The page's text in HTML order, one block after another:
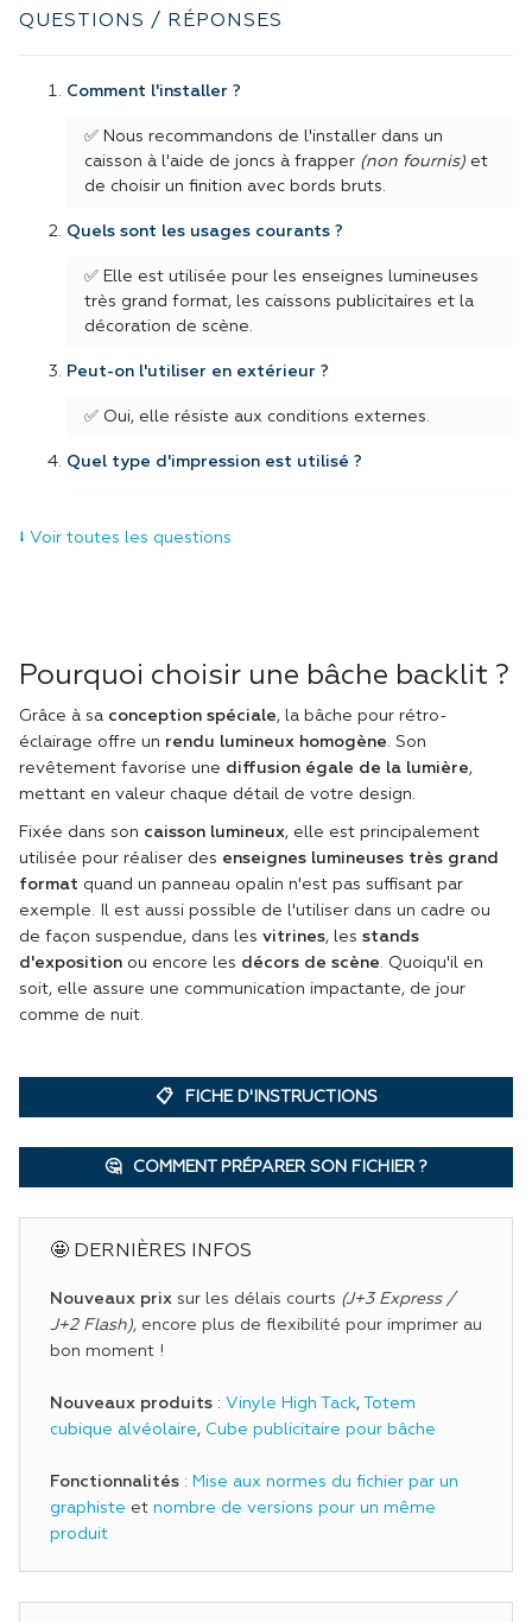
QUESTIONS / RÉPONSES
Comment l'installer ?
✅ Nous recommandons de l'installer dans un
caisson à l'aide de joncs à frapper (non fournis) et
de choisir un finition avec bords bruts.
Quels sont les usages courants ?
✅ Elle est utilisée pour les enseignes lumineuses
très grand format, les caissons publicitaires et la
décoration de scène.
Peut-on l'utiliser en extérieur ?
✅ Oui, elle résiste aux conditions externes.
Quel type d'impression est utilisé ?
le rétro-éclairage garantissant des couleurs
La lumière est-elle homogène sur toute la surface ?
✅ Oui, grâce à son revêtement spécialement
conçu.
Quel est le prix ?
✅ Variable selon le format, l'impression et les
options choisies.
Existe-t-il d'autres possibilités de finition (œillet,
fourreaux...) ?
✅ Oui,sur demande. Nous analyserons ainsi la
faisabilité de votre projet.
J'AI UNE QUESTION SUR CE PRODUIT
⭣ Voir toutes les questions
Pourquoi choisir une bâche backlit ?
Grâce à sa conception spéciale, la bâche pour rétro-
éclairage offre un rendu lumineux homogène. Son
revêtement favorise une diffusion égale de la lumière,
mettant en valeur chaque détail de votre design.
Fixée dans son caisson lumineux, elle est principalement
utilisée pour réaliser des enseignes lumineuses très grand
format quand un panneau opalin n'est pas suffisant par
exemple. Il est aussi possible de l'utiliser dans un cadre ou
de façon suspendue, dans les vitrines, les stands
d'exposition ou encore les décors de scène. Quoiqu'il en
soit, elle assure une communication impactante, de jour
comme de nuit.
FICHE D'INSTRUCTIONS
COMMENT PRÉPARER SON FICHIER ?
🤩 DERNIÈRES INFOS
Nouveaux prix sur les délais courts (J+3 Express /
J+2 Flash), encore plus de flexibilité pour imprimer au
bon moment !
Nouveaux produits : Vinyle High Tack,
Totem
cubique alvéolaire, Cube publicitaire pour bâche
Fonctionnalités : Mise aux normes du fichier par un
graphiste et nombre de versions pour un même
produit